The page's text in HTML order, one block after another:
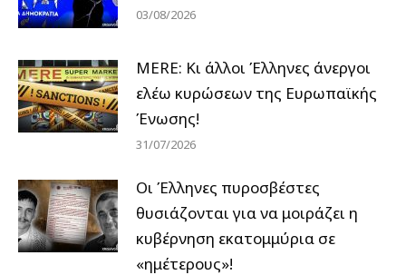
03/08/2026
MERE: Κι άλλοι Έλληνες άνεργοι
ελέω κυρώσεων της Ευρωπαϊκής
Ένωσης!
31/07/2026
Οι Έλληνες πυροσβέστες
θυσιάζονται για να μοιράζει η
κυβέρνηση εκατομμύρια σε
«ημέτερους»!